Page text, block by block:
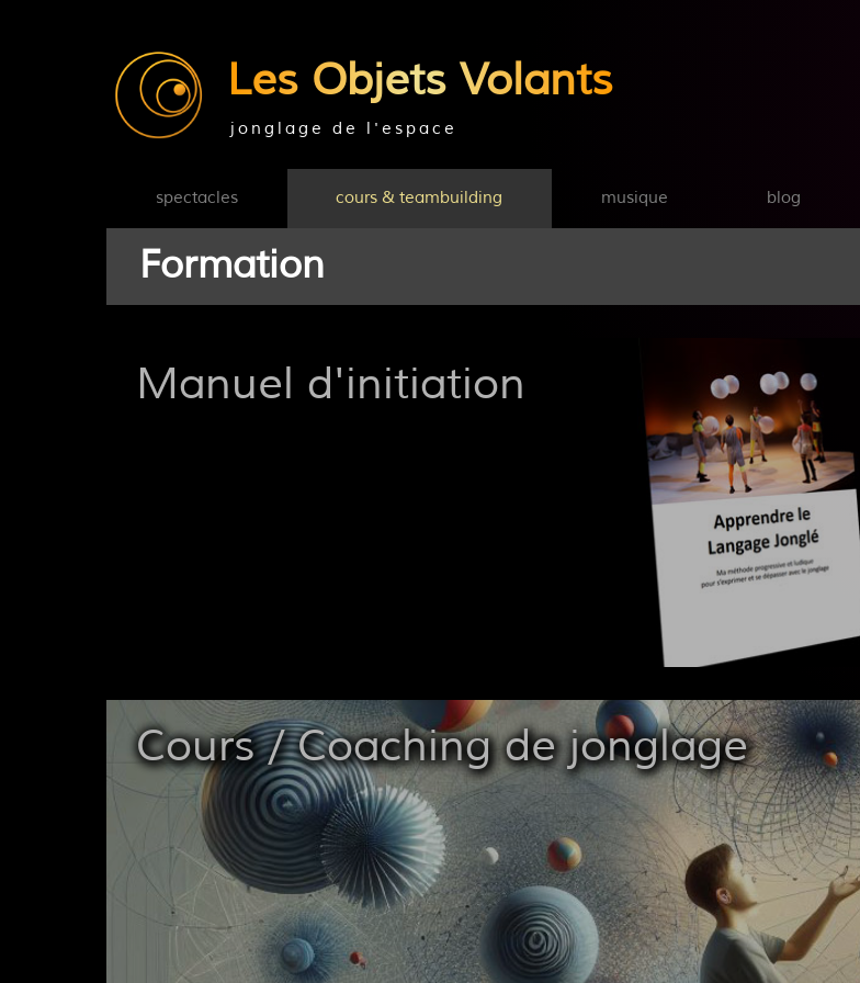
Les Objets Volants
jonglage de l'espace
spectacles cours & teambuilding musique blog
Formation
Manuel d'initiation
Cours / Coaching de jonglage